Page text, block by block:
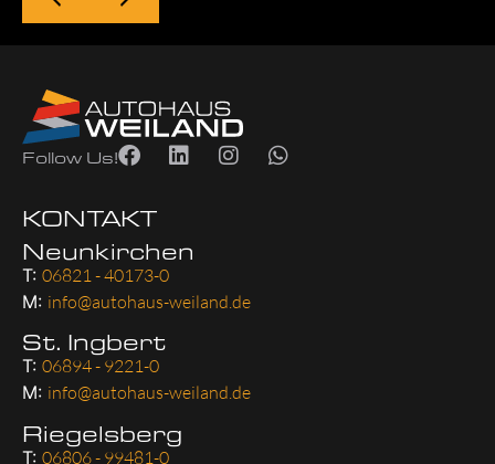
Follow Us!
KONTAKT
Neunkirchen
T: 06821 - 40173-0
M: info@autohaus-weiland.de
St. Ingbert
T: 06894 - 9221-0
M: info@autohaus-weiland.de
Riegelsberg
T: 06806 - 99481-0